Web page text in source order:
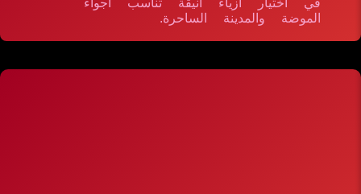
الموضة والمدينة الساحرة.